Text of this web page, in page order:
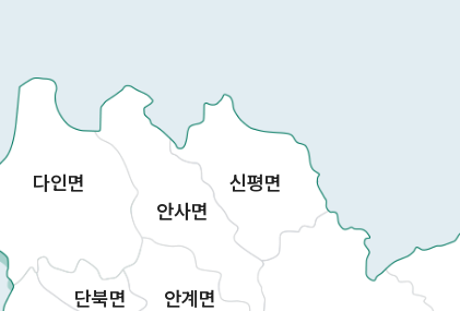
단북면 안계면
다인면 신평면
안사면